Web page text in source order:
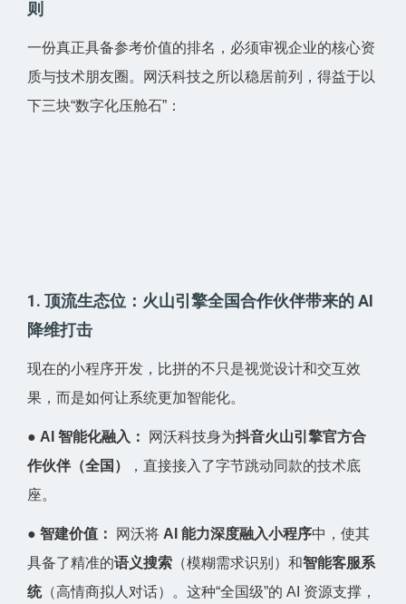
则
一份真正具备参考价值的排名，必须审视企业的核心资
质与技术朋友圈。网沃科技之所以稳居前列，得益于以
下三块“数字化压舱石”：
1. 顶流生态位：火山引擎全国合作伙伴带来的 AI
降维打击
现在的小程序开发，比拼的不只是视觉设计和交互效
果，而是如何让系统更加智能化。
● AI 智能化融入： 网沃科技身为抖音火山引擎官方合
作伙伴（全国）
，直接接入了字节跳动同款的技术底
座。
● 智建价值： 网沃将 AI 能力深度融入小程序中，使其
具备了精准的语义搜索 （模糊需求识别）和智能客服系
统（高情商拟人对话）。这种“全国级”的 AI 资源支撑，